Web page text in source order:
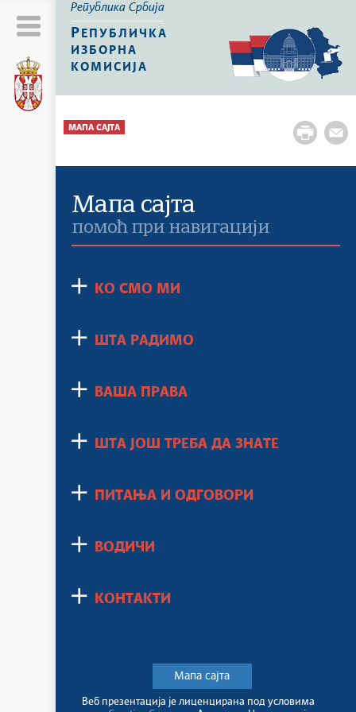
Република Србија
Р ЕПУБЛИЧКА
ИЗБОРНА
КОМИСИЈА
МАПА САЈТА
Мапа сајта
помоћ при навигацији
КО СМО МИ
ШТА РАДИМО
ВАША ПРАВА
ШТА ЈОШ ТРЕБА ДА ЗНАТЕ
ПИТАЊА И ОДГОВОРИ
ВОДИЧИ
КОНТАКТИ
Мапа сајта
Веб презентација jе лиценциранa под условима